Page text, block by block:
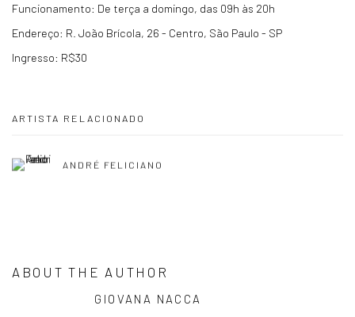
Funcionamento: De terça a domingo, das 09h às 20h
Endereço: R. João Brícola, 26 - Centro, São Paulo - SP
Ingresso: R$30
ARTISTA RELACIONADO
ANDRÉ FELICIANO
ABOUT THE AUTHOR
GIOVANA NACCA